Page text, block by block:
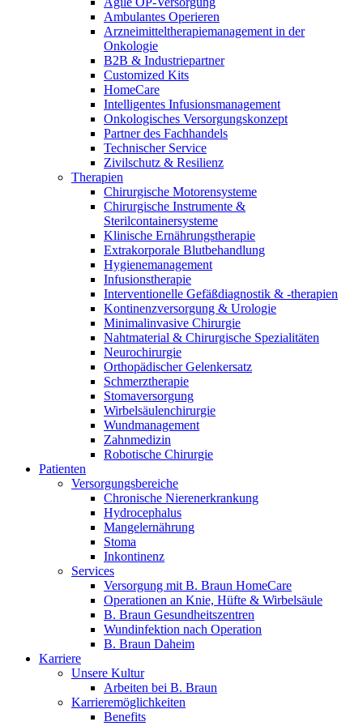
Zahnmedizin
Robotische Chirurgie
Therapien
Produktkatalog
Finden Sie das Produkt, das Sie suchen. Besuchen Sie den B.
Braun Produktkatalog mit unserem kompletten Portfolio.
Gut zu wissen
MDR, eIFU & Co. – hier finden Sie nützliche Informationen
rund um unsere Produkte.
B. Braun HomeCare
Wir koordinieren Ihre medizinische Versorgung, wenn Sie aus
dem Krankenhaus entlassen werden.
Innovation Hub
Lassen Sie uns Innovationen in der Medizintechnologie
gemeinsam vorantreiben. Erfahren Sie mehr über den
Innovation Hub und überzeugen Sie uns mit Ihrer Idee.
Im Dialog mit B. Braun. Hier treten Sie mit uns in
Verbindung.
Ambulantes Operieren
Arzneimitteltherapiemanagement in der
Onkologie​
B2B & Industriepartner
Customized Kits
HomeCare
Intelligentes Infusionsmanagement
Onkologisches Versorgungskonzept
Partner des Fachhandels
Technischer Service
Zivilschutz & Resilienz
Therapien
Chirurgische Motorensysteme
Chirurgische Instrumente &
Sterilcontainersysteme
Klinische Ernährungstherapie
Extrakorporale Blutbehandlung
Hygienemanagement
Infusionstherapie
Interventionelle Gefäßdiagnostik & -therapien
Kontinenzversorgung & Urologie
Minimalinvasive Chirurgie
Nahtmaterial & Chirurgische Spezialitäten
Neurochirurgie
Orthopädischer Gelenkersatz
Schmerztherapie
Stomaversorgung
Wirbelsäulenchirurgie
Wundmanagement
Zahnmedizin
Robotische Chirurgie
Patienten
Versorgungsbereiche
Chronische Nierenerkrankung
Hydrocephalus
Mangelernährung
Stoma
Inkontinenz
Services
Versorgung mit B. Braun HomeCare
Operationen an Knie, Hüfte & Wirbelsäule
B. Braun Gesundheitszentren
Wundinfektion nach Operation
B. Braun Daheim
Karriere
Unsere Kultur
Arbeiten bei B. Braun
Karrieremöglichkeiten
Benefits